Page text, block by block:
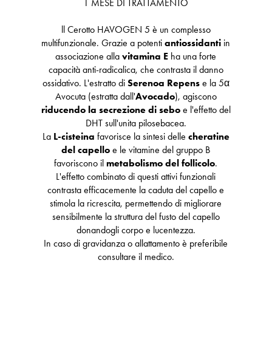
1 MESE DI TRATTAMENTO
ll Cerotto HAVOGEN 5 è un complesso
multifunzionale. Grazie a potentiantiossidanti in
associazione allavitamina E ha una forte
capacità anti-radicalica, che contrasta il danno
ossidativo. L'estratto di Serenoa Repense la 5α
Avocuta (estratta dall'Avocado), agiscono
riducendo la secrezione di seboe l'effetto del
DHT sull'unita pilosebacea.
La L-cisteina favorisce la sintesi delle cheratine
del capello e le vitamine del gruppo B
favoriscono ilmetabolismo del follicolo.
L'effetto combinato di questi attivi funzionali
contrasta efficacemente la caduta del capello e
stimola la ricrescita, permettendo di migliorare
sensibilmente la struttura del fusto del capello
donandogli corpo e lucentezza.
In caso di gravidanza o allattamento è preferibile
consultare il medico.